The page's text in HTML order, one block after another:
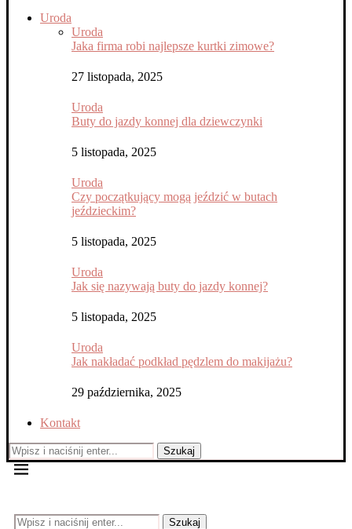
Uroda
Uroda
Jaka firma robi najlepsze kurtki zimowe?
27 listopada, 2025
Uroda
Buty do jazdy konnej dla dziewczynki
5 listopada, 2025
Uroda
Czy początkujący mogą jeździć w butach
jeździeckim?
5 listopada, 2025
Uroda
Jak się nazywają buty do jazdy konnej?
5 listopada, 2025
Uroda
Jak nakładać podkład pędzlem do makijażu?
29 października, 2025
Kontakt
Szukaj
Szukaj